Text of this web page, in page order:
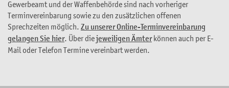
Gewerbeamt und der Waffenbehörde sind nach vorheriger
Terminvereinbarung sowie zu den zusätzlichen offenen
Sprechzeiten möglich. Zu unserer Online-Terminvereinbarung
gelangen Sie hier. Über diejeweiligen Ämterkönnen auch per E-
Mail oder Telefon Termine vereinbart werden.